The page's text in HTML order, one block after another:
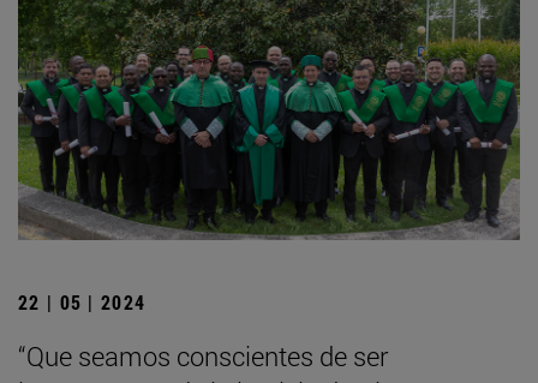
22 | 05 | 2024
“Que seamos conscientes de ser